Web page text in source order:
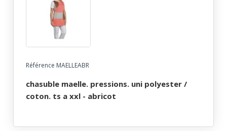
Référence MAELLEABR
chasuble maelle. pressions. uni polyester /
coton. ts a xxl - abricot